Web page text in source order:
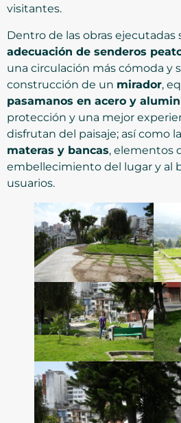
visitantes.
Dentro de las obras ejecutadas
adecuación de senderos
una circulación más cómoda y
construcción de un mirador,
pasamanos en acero y
protección y una mejor
disfrutan del paisaje; así como la
materas y bancas, elementos
embellecimiento del lugar y al
usuarios.